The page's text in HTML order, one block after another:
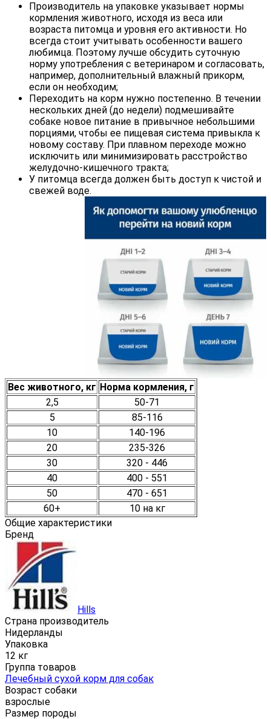
Производитель на упаковке указывает нормы
кормления животного, исходя из веса или
возраста питомца и уровня его активности. Но
всегда стоит учитывать особенности вашего
любимца. Поэтому лучше обсудить суточную
норму употребления с ветеринаром и согласовать,
например, дополнительный влажный прикорм,
если он необходим;
Переходить на корм нужно постепенно. В течении
нескольких дней (до недели) подмешивайте
собаке новое питание в привычное небольшими
порциями, чтобы ее пищевая система привыкла к
новому составу. При плавном переходе можно
исключить или минимизировать расстройство
желудочно-кишечного тракта;
У питомца всегда должен быть доступ к чистой и
свежей воде.
Вес животного, кг Норма кормления, г
2,5
50-71
5
85-116
10
140-196
20
235-326
30
320 - 446
40
400 - 551
50
470 - 651
60+
10 на кг
Общие характеристики
Бренд
Hills
Страна производитель
Нидерланды
Упаковка
12 кг
Группа товаров
Лечебный сухой корм для собак
Возраст собаки
взрослые
Размер породы